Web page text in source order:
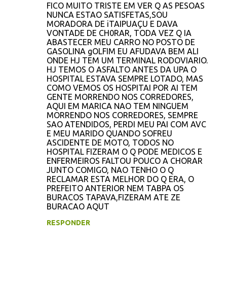
FICO MUITO TRISTE EM VER Q AS PESOAS
NUNCA ESTAO SATISFETAS,SOU
MORADORA DE iTAIPUAÇU E DAVA
VONTADE DE CH0RAR, TODA VEZ Q IA
ABASTECER MEU CARRO NO POSTO DE
GASOLINA gOLFIM EU AFUDAVA BEM ALI
ONDE HJ TEM UM TERMINAL RODOVIARIO.
HJ TEMOS O ASFALTO ANTES DA UPA O
HOSPITAL ESTAVA SEMPRE LOTADO, MAS
COMO VEMOS OS HOSPITAI POR AI TEM
GENTE MORRENDO NOS CORREDORES,
AQUI EM MARICA NAO TEM NINGUEM
MORRENDO NOS CORREDORES, SEMPRE
SAO ATENDIDOS, PERDI MEU PAI COM AVC
E MEU MARIDO QUANDO SOFREU
ASCIDENTE DE MOTO, TODOS NO
HOSPITAL FIZERAM O Q PODE MEDICOS E
ENFERMEIROS FALTOU POUCO A CHORAR
JUNTO COMIGO, NAO TENHO O Q
RECLAMAR ESTA MELHOR DO Q ERA, O
PREFEITO ANTERIOR NEM TABPA OS
BURACOS TAPAVA,FIZERAM ATE ZE
BURACAO AQUT
RESPONDER